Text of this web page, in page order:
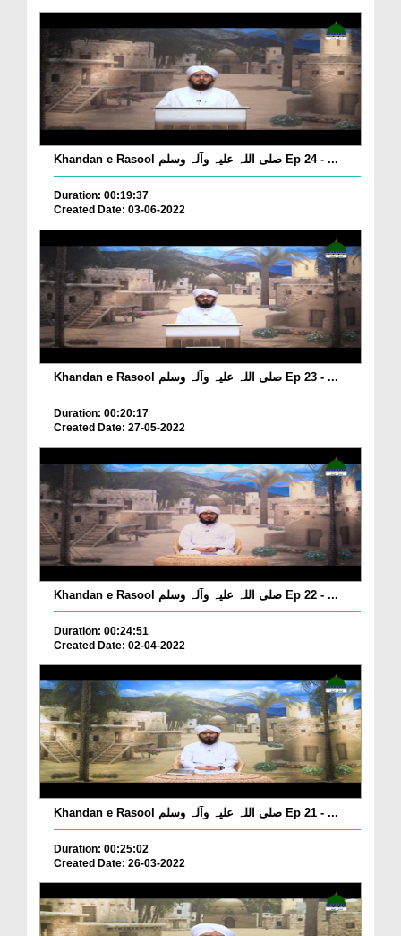
Khandan e Rasool صلی اللہ علیہ وآلہ وسلم Ep 24 - ...
Duration: 00:19:37
Created Date: 03-06-2022
Khandan e Rasool صلی اللہ علیہ وآلہ وسلم Ep 23 - ...
Duration: 00:20:17
Created Date: 27-05-2022
Khandan e Rasool صلی اللہ علیہ وآلہ وسلم Ep 22 - ...
Duration: 00:24:51
Created Date: 02-04-2022
Khandan e Rasool صلی اللہ علیہ وآلہ وسلم Ep 21 - ...
Duration: 00:25:02
Created Date: 26-03-2022